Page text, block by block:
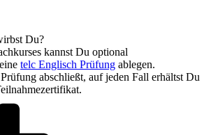
Du?
kannst Du optional
telc Englisch Prüfung ablegen.
abschließt, auf jeden Fall erhältst Du